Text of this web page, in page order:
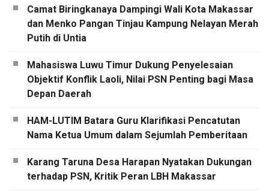
Camat Biringkanaya Dampingi Wali Kota Makassar
dan Menko Pangan Tinjau Kampung Nelayan Merah
Putih di Untia
Mahasiswa Luwu Timur Dukung Penyelesaian
Objektif Konflik Laoli, Nilai PSN Penting bagi Masa
Depan Daerah
HAM-LUTIM Batara Guru Klarifikasi Pencatutan
Nama Ketua Umum dalam Sejumlah Pemberitaan
Karang Taruna Desa Harapan Nyatakan Dukungan
terhadap PSN, Kritik Peran LBH Makassar